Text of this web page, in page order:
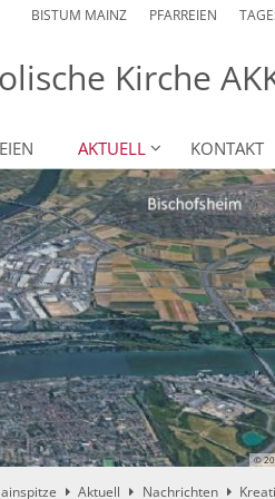
BISTUM MAINZ PFARREIEN
Kirche
AKTUELL KONTAKT
©
Aktuell Nachrichten